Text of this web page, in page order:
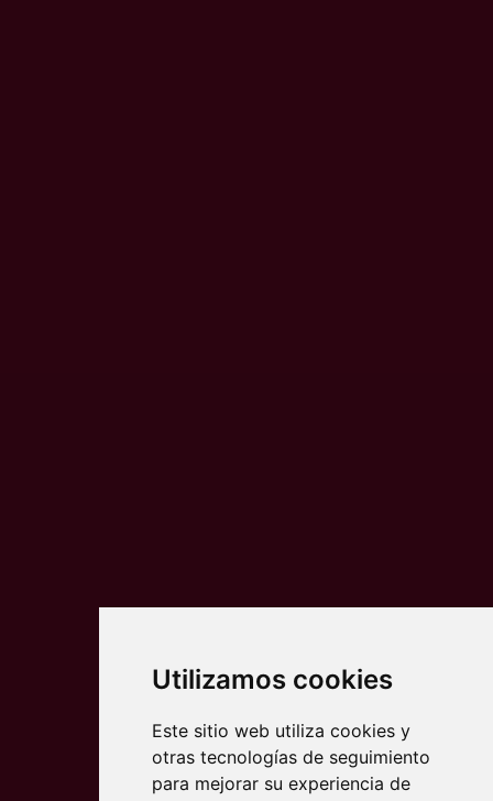
Utilizamos cookies
Este sitio web utiliza cookies y
otras tecnologías de seguimiento
para mejorar su experiencia de